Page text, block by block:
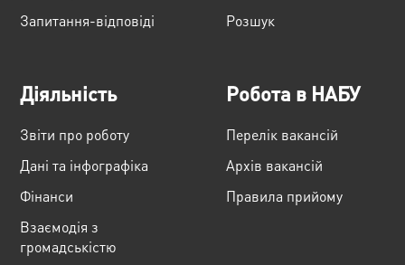
Запитання-відповіді
Розшук
Діяльність
Звіти про роботу
Дані та інфографіка
Фінанси
Взаємодія з
громадськістю
Робота в НАБУ
Перелік вакансій
Архів вакансій
Правила прийому